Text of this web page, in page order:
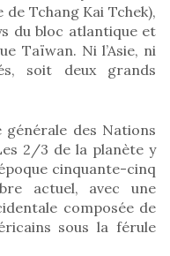
Tchang Kai Tchek),
du bloc atlantique et
Taïwan. Ni l’Asie, ni
soit deux grands
générale des Nations
2/3 de la planète y
cinquante-cinq
actuel, avec une
composée de
sous la férule